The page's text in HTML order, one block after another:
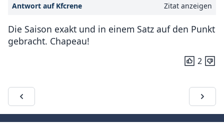
Antwort auf Kfcrene Zitat anzeigen
Die Saison exakt und in einem Satz auf den Punkt
gebracht. Chapeau!
2